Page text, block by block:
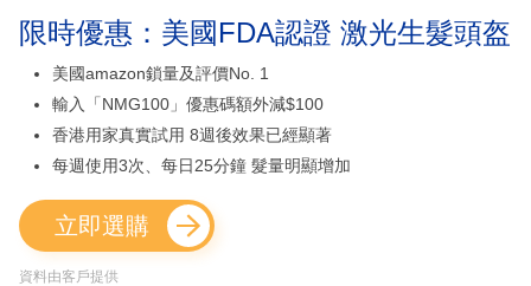
限時優惠：美國FDA認證 激光生髮頭盔
美國amazon鎖量及評價No. 1
輸入「NMG100」優惠碼額外減$100
香港用家真實試用 8週後效果已經顯著
每週使用3次、每日25分鐘 髮量明顯增加
立即選購
資料由客戶提供